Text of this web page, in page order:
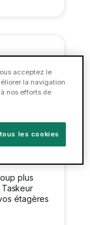
plus
étagères
acceptez le
la navigation
nos efforts de
les cookies